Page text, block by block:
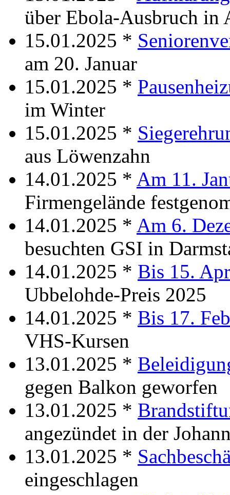
über Ebola-Ausbruch in
15.01.2025 *
am 20. Januar
15.01.2025 *
im Winter
15.01.2025 *
aus Löwenzahn
14.01.2025 * Am 11.
Firmengelände
14.01.2025 * Am 6.
besuchten GSI in
14.01.2025 * Bis 15.
Ubbelohde-Preis 2025
14.01.2025 * Bis 17.
VHS-Kursen
13.01.2025 *
gegen Balkon geworfen
13.01.2025 *
angezündet in der
13.01.2025 *
eingeschlagen